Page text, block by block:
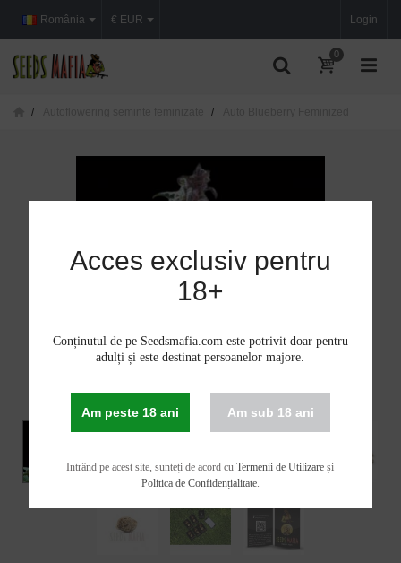
România Login
€ EUR
0
Acces exclusiv pentru
18+
Conținutul de pe Seedsmafia.com este potrivit doar pentru
adulți și este destinat persoanelor majore.
Am peste 18 ani Am sub 18 ani
Intrând pe acest site, sunteți de acord cuTermenii de Utilizare și
Politica de Confidențialitate.